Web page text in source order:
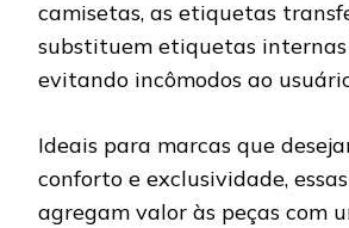
camisetas, as etiquetas
substituem etiquetas internas
evitando incômodos ao
Ideais para marcas que
conforto e exclusividade,
agregam valor às peças com